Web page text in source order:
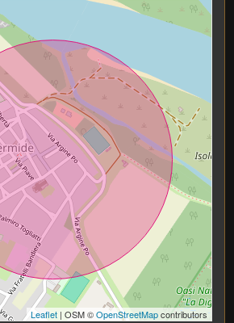
Aria Condizionata
Doccia
Scuole Elementari
Scuole Medie
Scuole Superiori
Bar
Uffici postali
Centri commerciali
Uffici comunali
Leaflet| OSM ©OpenStreetMapcontributors